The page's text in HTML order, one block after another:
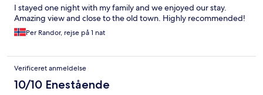
I stayed one night with my family and we enjoyed our stay.
Amazing view and close to the old town. Highly recommended!
Per Randor, rejse på 1 nat
Verificeret anmeldelse
10/10 Enestående